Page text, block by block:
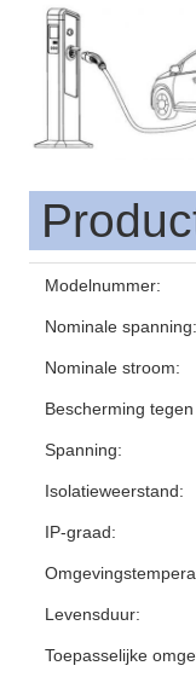
Modelnummer:
Nominale spanning:
Nominale stroom:
Bescherming
Spanning:
Isolatieweerstand:
IP-graad:
Levensduur:
Toepasselijke